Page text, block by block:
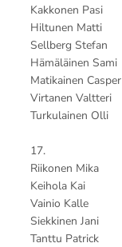
Kakkonen Pasi
Hiltunen Matti
Sellberg Stefan
Hämäläinen Sami
Matikainen Casper
Virtanen Valtteri
Turkulainen Olli
17.
Riikonen Mika
Keihola Kai
Vainio Kalle
Siekkinen Jani
Tanttu Patrick